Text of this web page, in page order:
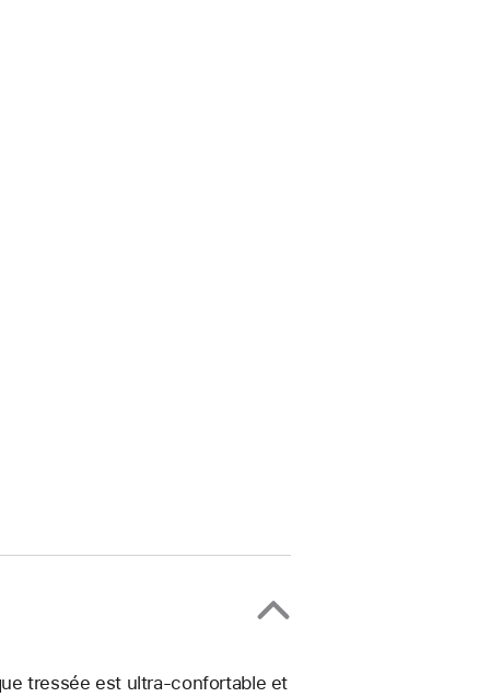
tressée est ultra-confortable et